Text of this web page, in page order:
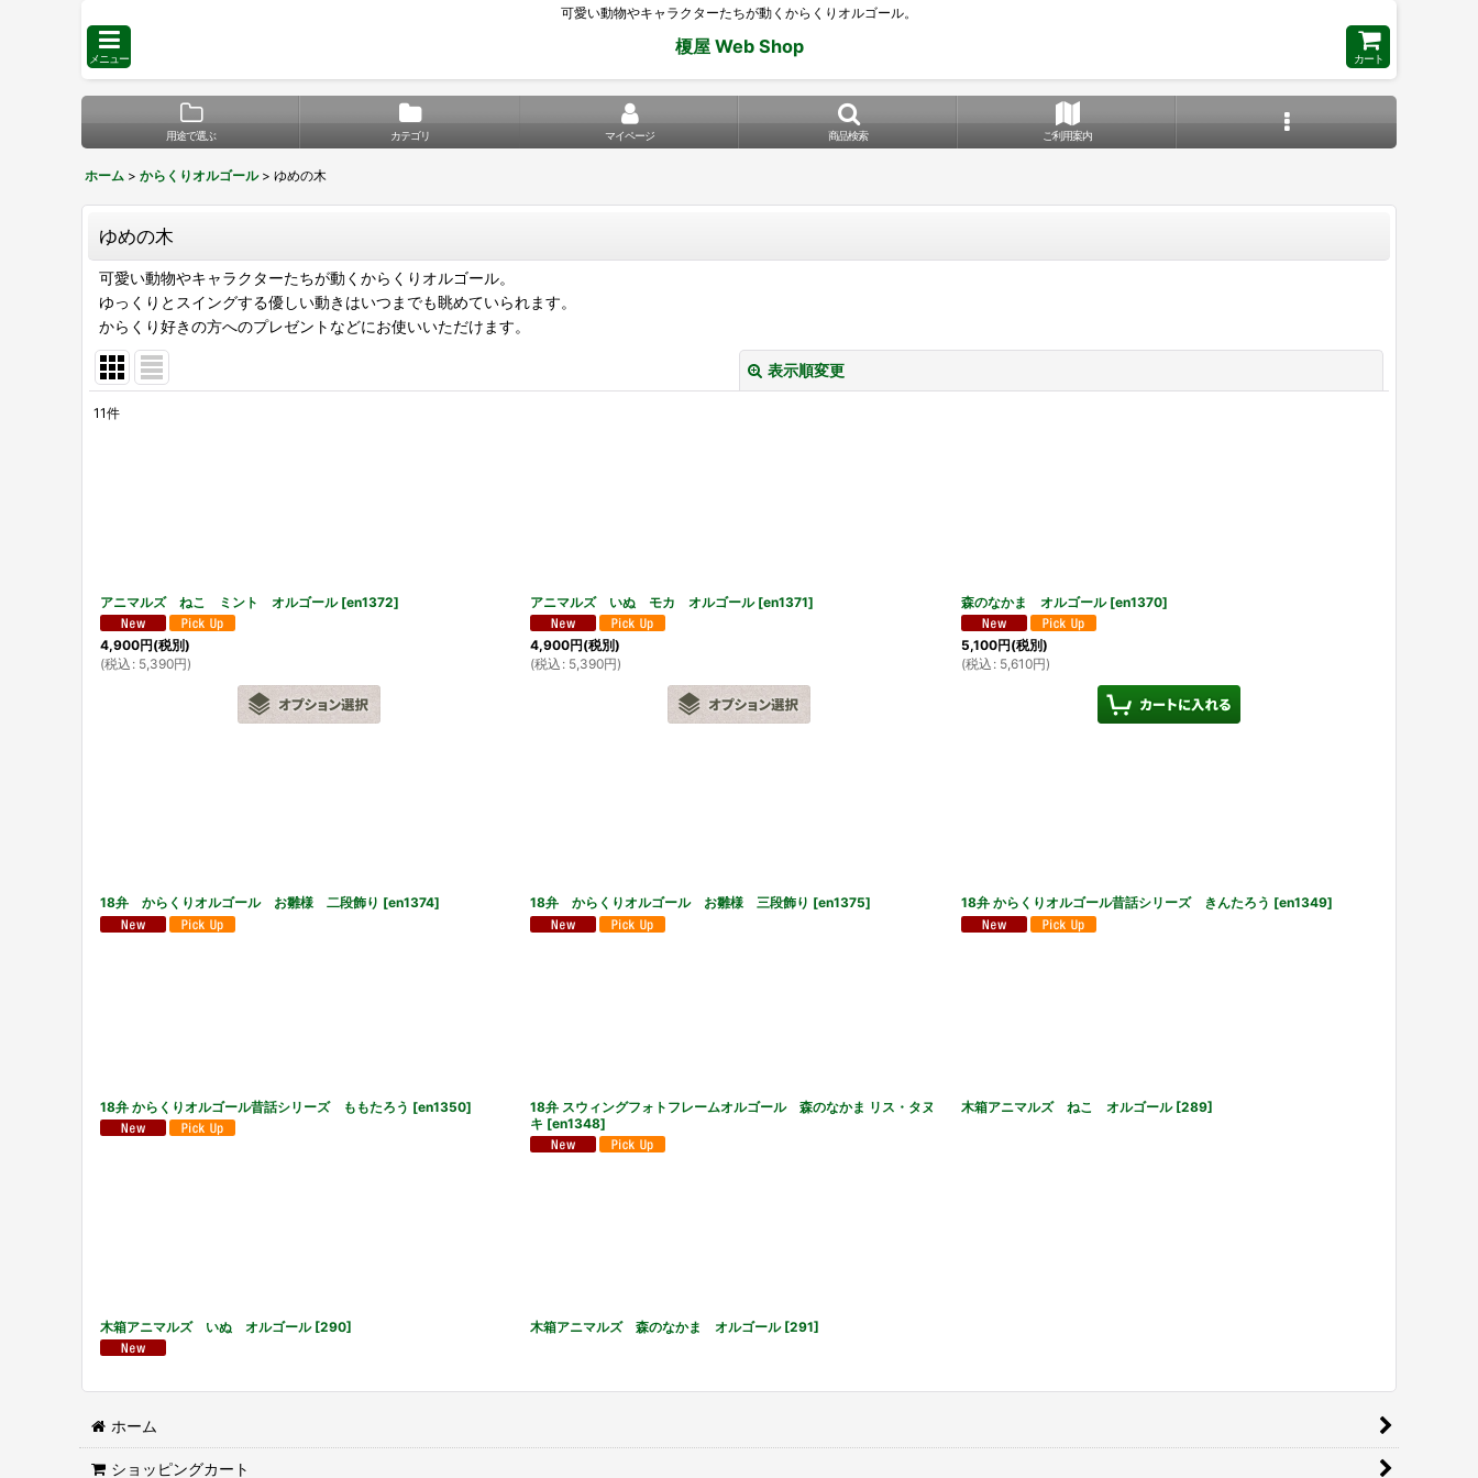
可愛い動物やキャラクターたちが動くからくりオルゴール。
メニュー
榎屋 Web Shop
カート
用途で選ぶ カテゴリ マイページ 商品検索 ご利用案内
ホーム > からくりオルゴール > ゆめの木
ゆめの木
可愛い動物やキャラクターたちが動くからくりオルゴール。
ゆっくりとスイングする優しい動きはいつまでも眺めていられます。
からくり好きの方へのプレゼントなどにお使いいただけます。
表示順変更
11件
アニマルズ ねこ ミント オルゴール [en1372]
4,900円(税別)
(税込 : 5,390円)
アニマルズ いぬ モカ オルゴール [en1371]
4,900円(税別)
(税込 : 5,390円)
森のなかま オルゴール [en1370]
5,100円(税別)
(税込 : 5,610円)
18弁 からくりオルゴール お雛様 二段飾り [en1374] 18弁 からくりオルゴール お雛様 三段飾り [en1375] 18弁 からくりオルゴール昔話シリーズ きんたろう [en1349]
18弁 からくりオルゴール昔話シリーズ ももたろう [en1350]
18弁 スウィングフォトフレームオルゴール 森のなかま リス・タヌ
キ [en1348]
木箱アニマルズ ねこ オルゴール [289]
木箱アニマルズ いぬ オルゴール [290] 木箱アニマルズ 森のなかま オルゴール [291]
ホーム
ショッピングカート